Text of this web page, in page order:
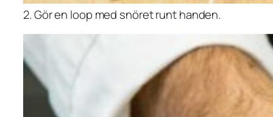
2. Gör en loop med snöret runt handen.